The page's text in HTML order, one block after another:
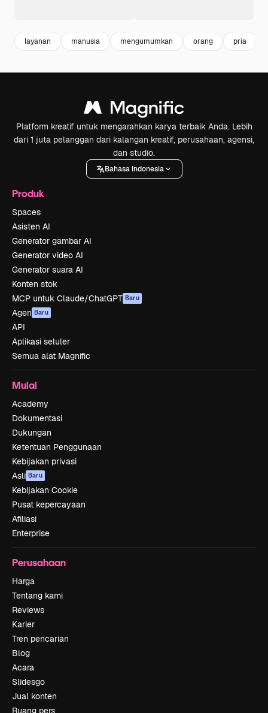
layanan manusia mengumumkan orang pria
Platform kreatif untuk mengarahkan karya terbaik Anda. Lebih
dari 1 juta pelanggan dari kalangan kreatif, perusahaan, agensi,
dan studio.
Bahasa Indonesia
Produk
Spaces
Asisten AI
Generator gambar AI
Generator video AI
Generator suara AI
Konten stok
MCP untuk Claude/ChatGPT Baru
Agen Baru
API
Aplikasi seluler
Semua alat Magnific
Mulai
Academy
Dokumentasi
Dukungan
Ketentuan Penggunaan
Kebijakan privasi
Asli Baru
Kebijakan Cookie
Pusat kepercayaan
Afiliasi
Enterprise
Perusahaan
Harga
Tentang kami
Reviews
Karier
Tren pencarian
Blog
Acara
Slidesgo
Jual konten
Ruang pers